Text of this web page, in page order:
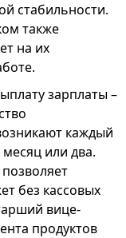
стабильности.
также
на их
зарплаты –
каждый
или два.
без кассовых
вице-
продуктов